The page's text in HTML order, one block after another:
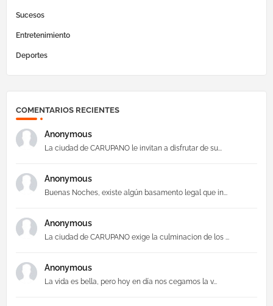
Sucesos
Entretenimiento
Deportes
COMENTARIOS RECIENTES
Anonymous
La ciudad de CARUPANO le invitan a disfrutar de su...
Anonymous
Buenas Noches, existe algún basamento legal que in...
Anonymous
La ciudad de CARUPANO exige la culminacion de los ...
Anonymous
La vida es bella, pero hoy en día nos cegamos la v...